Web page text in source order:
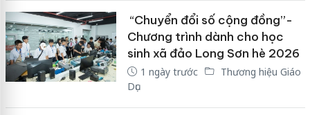
“Chuyển đổi số cộng đồng”-
Chương trình dành cho học
sinh xã đảo Long Sơn hè 2026
1 ngày trước
Thương hiệu Giáo
Dục